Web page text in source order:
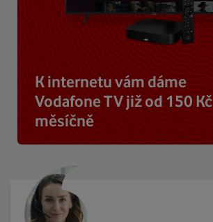
K internetu vám dáme
Vodafone TV již od 150 Kč
měsíčně